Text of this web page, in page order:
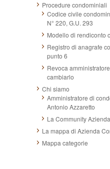
Procedure condominiali
Codice civile
N° 220, G.U. 293
Modello di rendiconto
Registro di anagrafe
punto 6
Revoca
cambiarlo
Chi siamo
Amministratore di
Antonio Azzaretto
La Community
La mappa di Azienda
Mappa categorie